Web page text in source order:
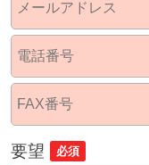
要望 必須